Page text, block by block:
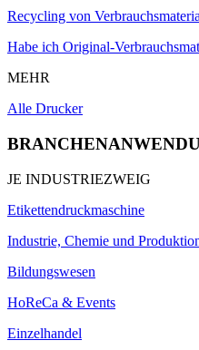
Recycling von
Habe ich Original-
MEHR
Alle Drucker
JE INDUSTRIEZWEIG
Etikettendruckmaschine
Industrie, Chemie und
Bildungswesen
HoReCa & Events
Einzelhandel